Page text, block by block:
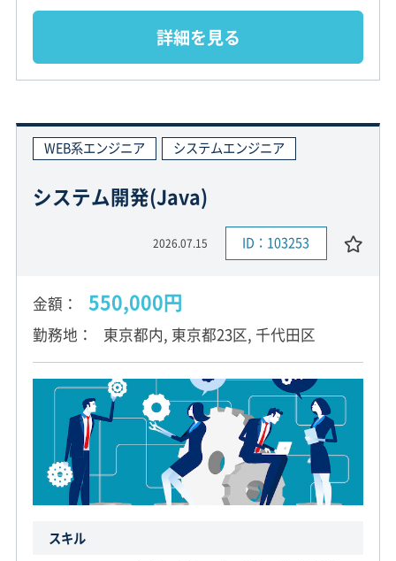
詳細を見る
WEB系エンジニア システムエンジニア
システム開発(Java)
2026.07.15 ID：103253
金額 550,000円
勤務地 東京都内, 東京都23区, 千代田区
スキル